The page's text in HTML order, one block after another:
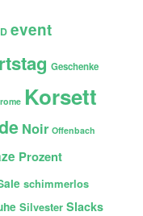
event
Geschenke
Korsett
Noir Offenbach
Prozent
schimmerlos
Silvester Slacks